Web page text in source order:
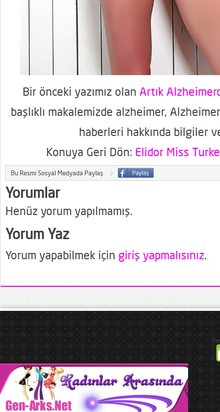
Bir önceki yazımız olan Artık
başlıklı makalemizde alzheimer,
haberleri hakkında bilgiler
Konuya Geri Dön: Elidor Miss
Bu Resmi Sosyal Medyada Paylaş
Yorumlar
Henüz yorum yapılmamış.
Yorum Yaz
Yorum yapabilmek için giriş yapmalısınız.